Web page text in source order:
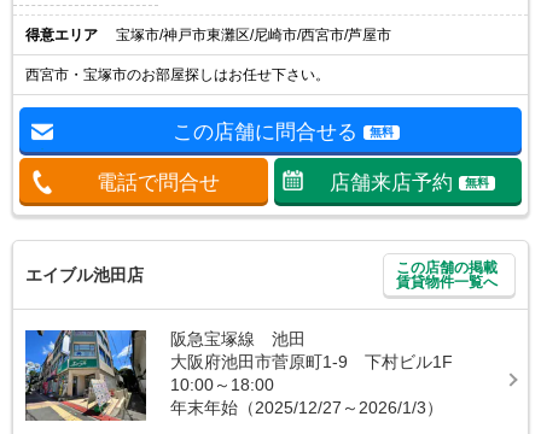
得意エリア 宝塚市/神戸市東灘区/尼崎市/西宮市/芦屋市
西宮市・宝塚市のお部屋探しはお任せ下さい。
この店舗に問合せる 無料
電話で問合せ 店舗来店予約 無料
エイブル池田店
この店舗の掲載
賃貸物件一覧へ
阪急宝塚線 池田
大阪府池田市菅原町1-9 下村ビル1F
10:00～18:00
年末年始（2025/12/27～2026/1/3）